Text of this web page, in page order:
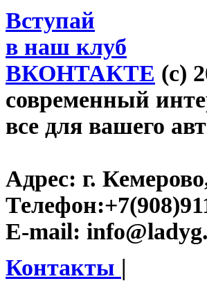
Вступай
в наш клуб
ВКОНТАКТЕ (c)
современный
все для вашего
Адрес: г.
Телефон:
E-mail:
Контакты |